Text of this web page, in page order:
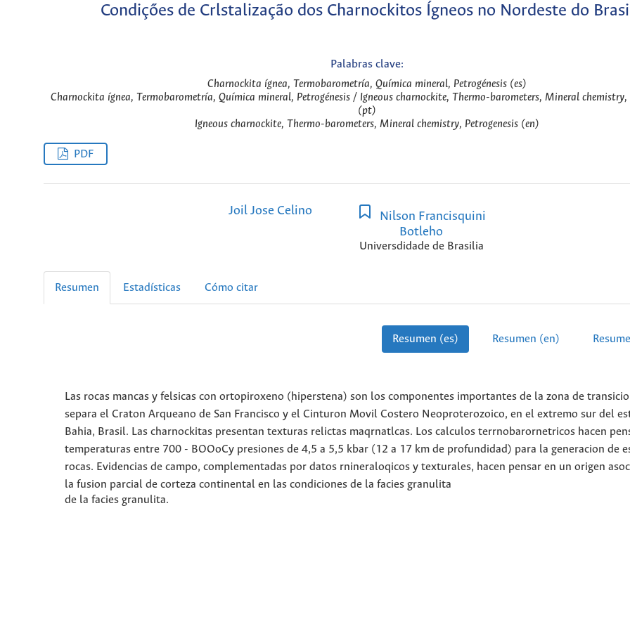
Condiçőes de Crlstalização dos Charnockitos Ígneos no Nordeste do
Palabras clave:
Charnockita ígnea, Termobarometría, Química mineral, Petrogénesis (es)
Charnockita ígnea, Termobarometría, Química mineral, Petrogénesis / Igneous charnockite, Thermo-barometers, Mineral chemistry,
(pt)
Igneous charnockite, Thermo-barometers, Mineral chemistry, Petrogenesis (en)
PDF
Joil Jose Celino
Nilson Francisquini
Botleho
Universdidade de Brasilia
Resumen Estadísticas Cómo citar
Resumen (es) Resumen (en)
Las rocas mancas y felsicas con ortopiroxeno (hiperstena) son los componentes importantes de la zona de
separa el Craton Arqueano de San Francisco y el Cinturon Movil Costero Neoproterozoico, en el extremo sur del
Bahia, Brasil. Las charnockitas presentan texturas relictas maqrnatlcas. Los calculos terrnobarornetricos hacen
temperaturas entre 700 - BOOoCy presiones de 4,5 a 5,5 kbar (12 a 17 km de profundidad) para la generacion de
rocas. Evidencias de campo, complementadas por datos rnineraloqicos y texturales, hacen pensar en un origen
la fusion parcial de corteza continental en las condiciones de la facies granulita
de la facies granulita.